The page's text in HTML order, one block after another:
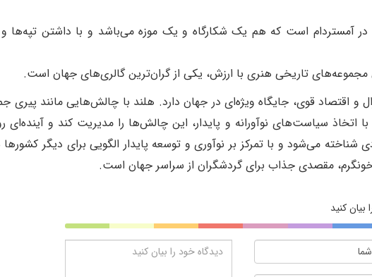
در آمستردام است که هم یک شکارگاه و یک موزهمی‌باشد و با داشتن تپه‌ها
مجموعه‌های تاریخی هنری با ارزش، یکی از گران‌ترین گالری‌های جهان است.
و اقتصاد قوی، جایگاه ویژه‌ای در جهان دارد. هلند با چالش‌هایی مانند پیری
سیاست‌های نوآورانه و پایدار، این چالش‌ها را مدیریت کند و آینده‌ای
شناخته می‌شود و با تمرکز بر نوآوری و توسعه پایدار الگویی برای دیگر
مقصدی جذاب برای گردشگران از سراسر جهان است.
بیان کنید